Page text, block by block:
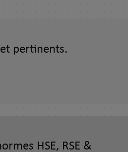
pertinents.
HSE, RSE &